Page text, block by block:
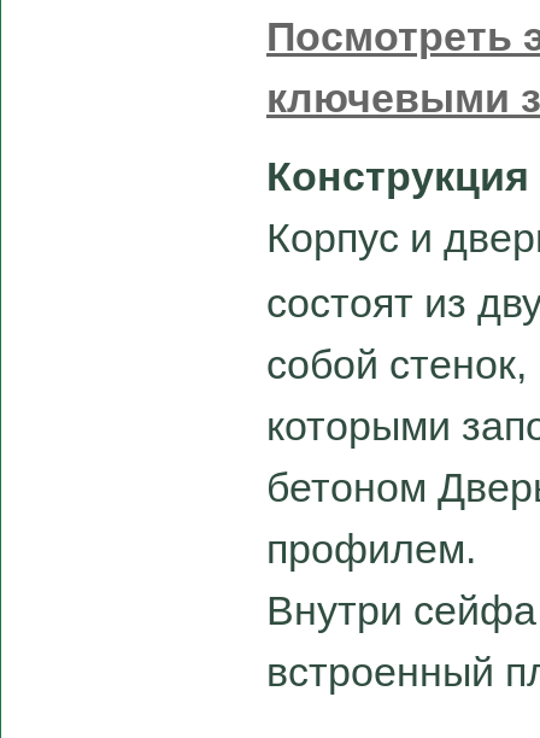
Посмотреть
ключевыми
Конструкция
Корпус и
состоят из
собой
которыми
бетоном
профилем.
Внутри
встроенный